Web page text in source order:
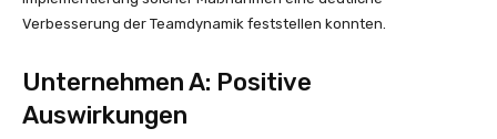
Verbesserung der Teamdynamik feststellen konnten.
Unternehmen A: Positive
Auswirkungen